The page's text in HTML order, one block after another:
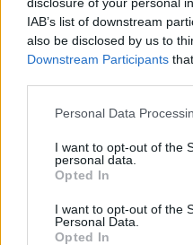
IAB’s list of downstream
also be disclosed by us to
Downstream Participants
Personal Data
I want to opt-out of the
personal data.
Opted In
I want to opt-out of the
Personal Data.
Opted In
ψαράδες ο αλιευτικός
09/08/2026 - 12:08 ΤΟΥΡΙΣΜΟΣ
Τ. Θεοδωρικάκος: Η
διασφαλίζει την
καλύτερους μισθούς
Υπ. Μεταφορών:
πινακίδων κυκλοφορίας -
διαδικασίες
09/08/2026 - 11:18 ΕΛΛΑΔΑ